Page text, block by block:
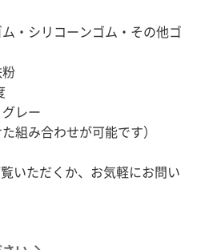
・シリコーンゴム・その他ゴ
レー
組み合わせが可能です）
いただくか、お気軽にお問い